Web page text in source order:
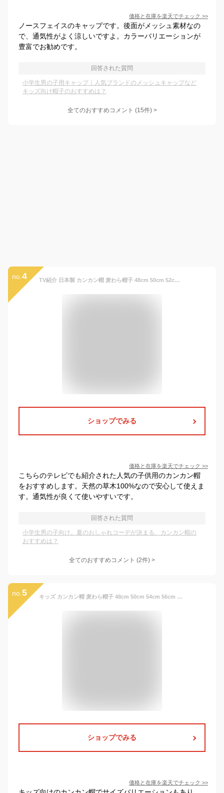
価格と在庫を楽天でチェック >>
ノースフェイスのキャップです。後面がメッシュ素材なの
で、通気性がよく涼しいですよ。カラーバリエーションが
豊富でお勧めです。
回答された質問
小学生男の子用キャップ｜人気ブランドのメッシュキャップなど
キッズ向け帽子のおすすめは？
全てのおすすめコメント (15件) >
no. 4 TV紹介 日本製 カンカン帽 麦わら帽子 48cm 50cm 52cm 54cm 56cm 麦わら カンカン帽子 ホイップクリーム ベビー キッズ 女の子 男の子 ゴム付き ストロー ハット 帽子 春 夏 定番 シンプル おしゃれ かわいい【ラッピング不可】
ショップでみる
価格と在庫を楽天でチェック >>
こちらのテレビでも紹介された人気の子供用のカンカン帽
をおすすめします。天然の草木100%なので安心して使えま
す。通気性が良くて使いやすいです。
回答された質問
小学生男の子向け。夏のおしゃれコーデが決まる、カンカン帽の
おすすめは？
全てのおすすめコメント (2件) >
no. 5 キッズ カンカン帽 麦わら帽子 48cm 50cm 54cm 56cm ゴム付き ストローハット リボン ペーパー 帽子 UV対策 日よけ 日除け 紫外線対策 ベージュ ブラウン 春夏 女の子 子ども 子供 シンプル かわいい おしゃれ お出かけ レジャー 旅行 海水浴
ショップでみる
価格と在庫を楽天でチェック >>